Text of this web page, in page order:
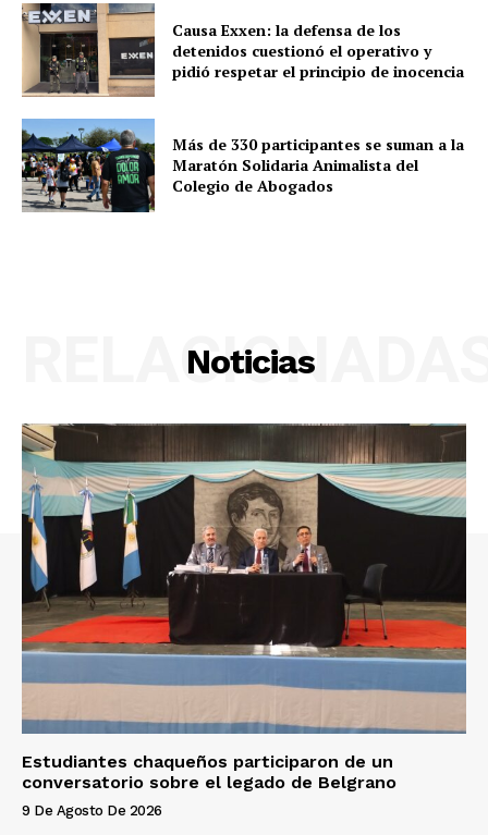
Causa Exxen: la defensa de los
detenidos cuestionó el operativo y
pidió respetar el principio de inocencia
Más de 330 participantes se suman a la
Maratón Solidaria Animalista del
Colegio de Abogados
Noticias
Estudiantes chaqueños participaron de un
conversatorio sobre el legado de Belgrano
9 De Agosto De 2026